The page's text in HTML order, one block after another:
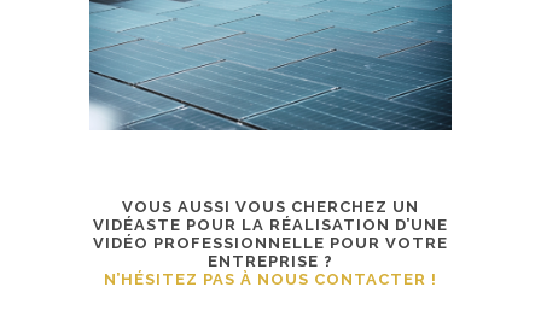
VOUS AUSSI VOUS CHERCHEZ UN
VIDÉASTE POUR LA RÉALISATION D’UNE
VIDÉO PROFESSIONNELLE POUR VOTRE
ENTREPRISE ?
N’HÉSITEZ PAS À NOUS CONTACTER !